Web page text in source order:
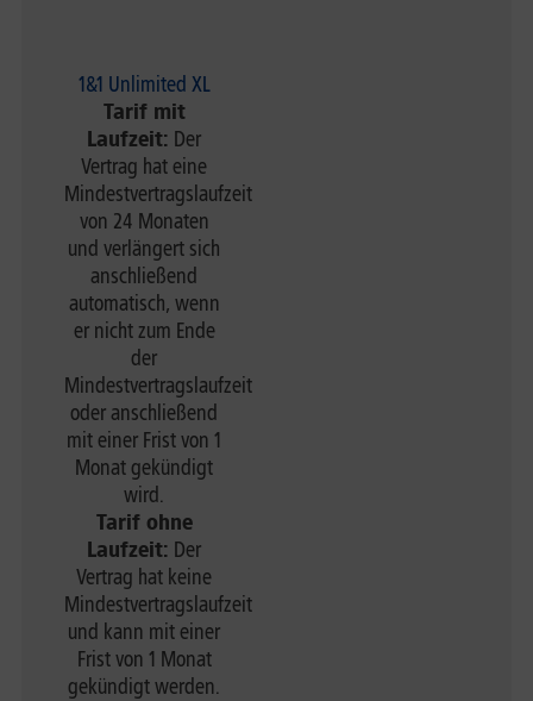
1&1 Unlimited XL
Tarif mit
Laufzeit: Der
Vertrag hat eine
Mindestvertragslaufzeit
von 24 Monaten
und verlängert sich
anschließend
automatisch, wenn
er nicht zum Ende
der
Mindestvertragslaufzeit
oder anschließend
mit einer Frist von 1
Monat gekündigt
wird.
Tarif ohne
Laufzeit: Der
Vertrag hat keine
Mindestvertragslaufzeit
und kann mit einer
Frist von 1 Monat
gekündigt werden.